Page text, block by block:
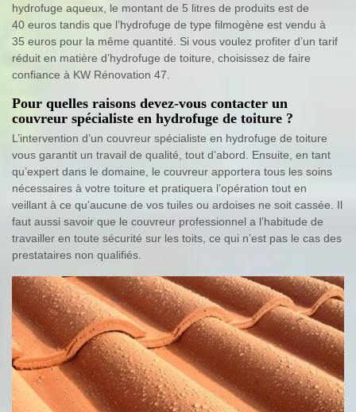
hydrofuge aqueux, le montant de 5 litres de produits est de
40 euros tandis que l’hydrofuge de type filmogène est vendu à
35 euros pour la même quantité. Si vous voulez profiter d’un tarif
réduit en matière d’hydrofuge de toiture, choisissez de faire
confiance à KW Rénovation 47.
Pour quelles raisons devez-vous contacter un
couvreur spécialiste en hydrofuge de toiture ?
L’intervention d’un couvreur spécialiste en hydrofuge de toiture
vous garantit un travail de qualité, tout d’abord. Ensuite, en tant
qu’expert dans le domaine, le couvreur apportera tous les soins
nécessaires à votre toiture et pratiquera l’opération tout en
veillant à ce qu’aucune de vos tuiles ou ardoises ne soit cassée. Il
faut aussi savoir que le couvreur professionnel a l’habitude de
travailler en toute sécurité sur les toits, ce qui n’est pas le cas des
prestataires non qualifiés.